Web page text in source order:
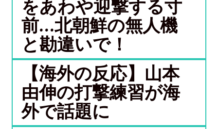
をあわや迎撃する寸
前…北朝鮮の無人機
と勘違いで！
【海外の反応】山本
由伸の打撃練習が海
外で話題に